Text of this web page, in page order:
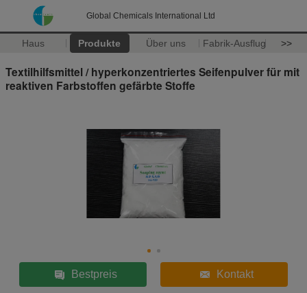
Global Chemicals International Ltd
Haus Produkte Über uns Fabrik-Ausflug >>
Textilhilfsmittel / hyperkonzentriertes Seifenpulver für mit
reaktiven Farbstoffen gefärbte Stoffe
Bestpreis Kontakt